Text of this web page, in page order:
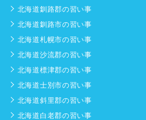
北海道釧路郡の習い事
北海道釧路市の習い事
北海道札幌市の習い事
北海道沙流郡の習い事
北海道標津郡の習い事
北海道士別市の習い事
北海道斜里郡の習い事
北海道白老郡の習い事